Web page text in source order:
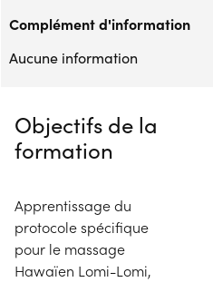
Complément d'information
Aucune information
Objectifs de la
formation
Apprentissage du
protocole spécifique
pour le massage
Hawaïen Lomi-Lomi,